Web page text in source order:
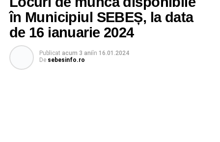
în Municipiul SEBEȘ, la data
de 16 ianuarie 2024
Publicat acum 3 aniîn 16.01.2024
De sebesinfo.ro